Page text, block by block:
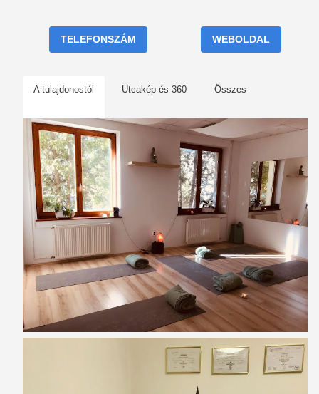
TELEFONSZÁM WEBOLDAL
A tulajdonostól Utcakép és 360 Összes